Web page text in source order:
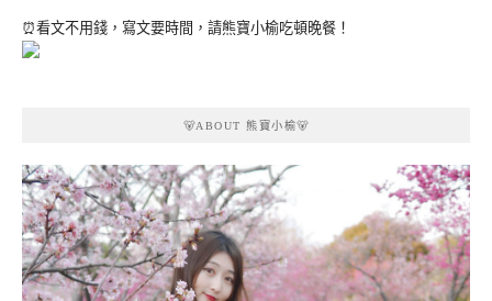
⏰看文不用錢，寫文要時間，請熊寶小榆吃頓晚餐！
🐻ABOUT 熊寶小榆🐻